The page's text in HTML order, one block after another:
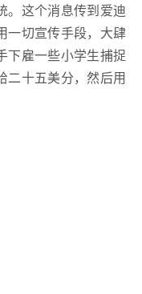
。这个消息传到爱迪
一切宣传手段，大肆
下雇一些小学生捕捉
二十五美分，然后用